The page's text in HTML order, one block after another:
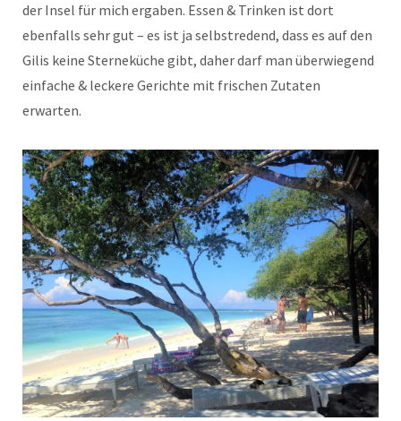
der Insel für mich ergaben. Essen & Trinken ist dort
ebenfalls sehr gut – es ist ja selbstredend, dass es auf den
Gilis keine Sterneküche gibt, daher darf man überwiegend
einfache & leckere Gerichte mit frischen Zutaten
erwarten.